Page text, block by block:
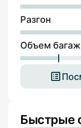
Разгон
Объем
Быстрые